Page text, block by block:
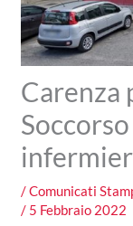
Carenza
/Comunicati
/ 5 Febbraio 2022